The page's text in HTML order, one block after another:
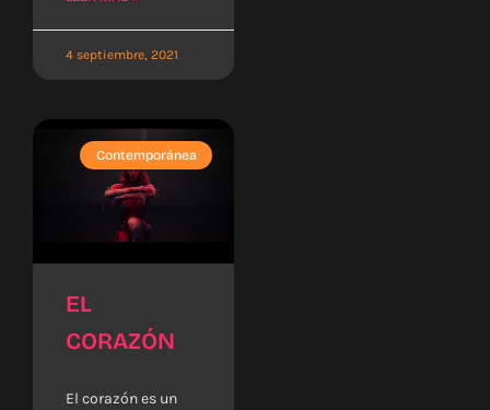
4 septiembre, 2021
Contemporánea
EL
CORAZÓN
El corazón es un